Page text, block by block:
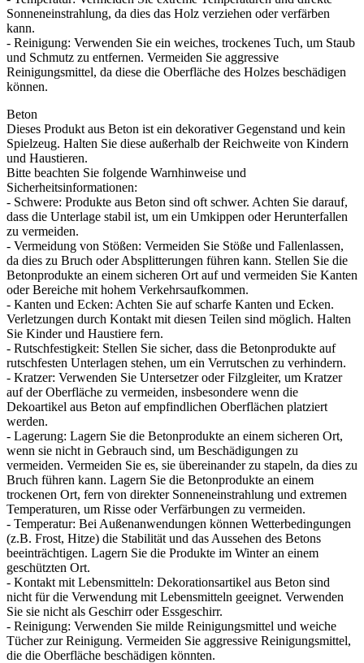
Sonneneinstrahlung, da dies das Holz verziehen oder verfärben
kann.
- Reinigung: Verwenden Sie ein weiches, trockenes Tuch, um Staub
und Schmutz zu entfernen. Vermeiden Sie aggressive
Reinigungsmittel, da diese die Oberfläche des Holzes beschädigen
können.
Beton
Dieses Produkt aus Beton ist ein dekorativer Gegenstand und kein
Spielzeug. Halten Sie diese außerhalb der Reichweite von Kindern
und Haustieren.
Bitte beachten Sie folgende Warnhinweise und
Sicherheitsinformationen:
- Schwere: Produkte aus Beton sind oft schwer. Achten Sie darauf,
dass die Unterlage stabil ist, um ein Umkippen oder Herunterfallen
zu vermeiden.
- Vermeidung von Stößen: Vermeiden Sie Stöße und Fallenlassen,
da dies zu Bruch oder Absplitterungen führen kann. Stellen Sie die
Betonprodukte an einem sicheren Ort auf und vermeiden Sie Kanten
oder Bereiche mit hohem Verkehrsaufkommen.
- Kanten und Ecken: Achten Sie auf scharfe Kanten und Ecken.
Verletzungen durch Kontakt mit diesen Teilen sind möglich. Halten
Sie Kinder und Haustiere fern.
- Rutschfestigkeit: Stellen Sie sicher, dass die Betonprodukte auf
rutschfesten Unterlagen stehen, um ein Verrutschen zu verhindern.
- Kratzer: Verwenden Sie Untersetzer oder Filzgleiter, um Kratzer
auf der Oberfläche zu vermeiden, insbesondere wenn die
Dekoartikel aus Beton auf empfindlichen Oberflächen platziert
werden.
- Lagerung: Lagern Sie die Betonprodukte an einem sicheren Ort,
wenn sie nicht in Gebrauch sind, um Beschädigungen zu
vermeiden. Vermeiden Sie es, sie übereinander zu stapeln, da dies zu
Bruch führen kann. Lagern Sie die Betonprodukte an einem
trockenen Ort, fern von direkter Sonneneinstrahlung und extremen
Temperaturen, um Risse oder Verfärbungen zu vermeiden.
- Temperatur: Bei Außenanwendungen können Wetterbedingungen
(z.B. Frost, Hitze) die Stabilität und das Aussehen des Betons
beeinträchtigen. Lagern Sie die Produkte im Winter an einem
geschützten Ort.
- Kontakt mit Lebensmitteln: Dekorationsartikel aus Beton sind
nicht für die Verwendung mit Lebensmitteln geeignet. Verwenden
Sie sie nicht als Geschirr oder Essgeschirr.
- Reinigung: Verwenden Sie milde Reinigungsmittel und weiche
Tücher zur Reinigung. Vermeiden Sie aggressive Reinigungsmittel,
die die Oberfläche beschädigen könnten.